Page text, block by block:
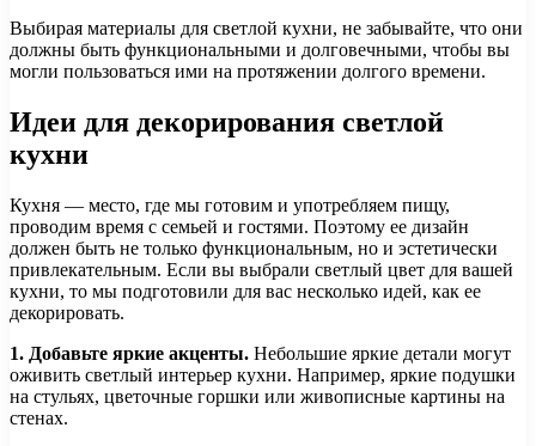
Выбирая материалы для светлой кухни, не забывайте, что они
должны быть функциональными и долговечными, чтобы вы
могли пользоваться ими на протяжении долгого времени.
Идеи для декорирования светлой
кухни
Кухня — место, где мы готовим и употребляем пищу,
проводим время с семьей и гостями. Поэтому ее дизайн
должен быть не только функциональным, но и эстетически
привлекательным. Если вы выбрали светлый цвет для вашей
кухни, то мы подготовили для вас несколько идей, как ее
декорировать.
1. Добавьте яркие акценты. Небольшие яркие детали могут
оживить светлый интерьер кухни. Например, яркие подушки
на стульях, цветочные горшки или живописные картины на
стенах.